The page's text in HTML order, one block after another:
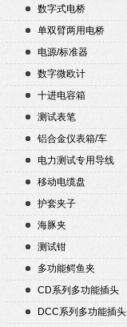
数字式电桥
单双臂两用电桥
电源/标准器
数字微欧计
十进电容箱
测试表笔
铝合金仪表箱/车
电力测试专用导线
移动电缆盘
护套夹子
海豚夹
测试钳
多功能鳄鱼夹
CD系列多功能插头
DCC系列多功能插头